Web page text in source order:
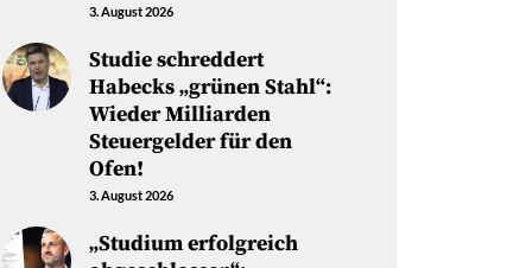
3. August 2026
Studie schreddert
Habecks „grünen Stahl“:
Wieder Milliarden
Steuergelder für den
Ofen!
3. August 2026
„Studium erfolgreich